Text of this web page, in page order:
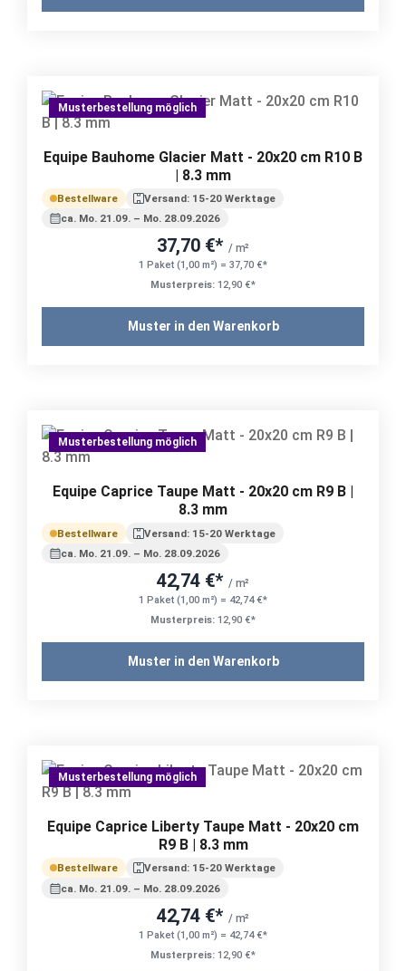
Musterbestellung möglich
Equipe Bauhome Glacier Matt - 20x20 cm R10 B
| 8.3 mm
Bestellware
Versand: 15-20 Werktage
ca. Mo. 21.09. – Mo. 28.09.2026
37,70 €* / m²
1 Paket (1,00 m²) = 37,70 €*
Musterpreis: 12,90 €*
Muster in den Warenkorb
Musterbestellung möglich
Equipe Caprice Taupe Matt - 20x20 cm R9 B |
8.3 mm
Bestellware
Versand: 15-20 Werktage
ca. Mo. 21.09. – Mo. 28.09.2026
42,74 €* / m²
1 Paket (1,00 m²) = 42,74 €*
Musterpreis: 12,90 €*
Muster in den Warenkorb
Musterbestellung möglich
Equipe Caprice Liberty Taupe Matt - 20x20 cm
R9 B | 8.3 mm
Bestellware
Versand: 15-20 Werktage
ca. Mo. 21.09. – Mo. 28.09.2026
42,74 €* / m²
1 Paket (1,00 m²) = 42,74 €*
Musterpreis: 12,90 €*